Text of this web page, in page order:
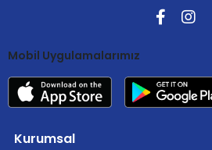
Mobil Uygulamalarımız
Kurumsal